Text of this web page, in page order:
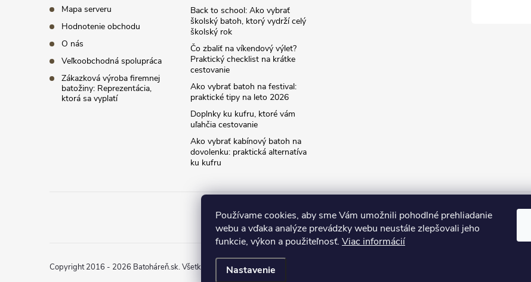
Používame cookies, aby sme Vám umožnili pohodlné prehliadanie
webu a vďaka analýze prevádzky webu neustále zlepšovali jeho
funkcie, výkon a použiteľnosť. Viac informácií
Nastavenie
Mapa serveru
Hodnotenie obchodu
O nás
Veľkoobchodná spolupráca
Zákazková výroba firemnej
batožiny: Reprezentácia,
ktorá sa vyplatí
Back to school: Ako vybrať
školský batoh, ktorý vydrží celý
školský rok
Čo zbaliť na víkendový výlet?
Praktický checklist na krátke
cestovanie
Ako vybrať batoh na festival:
praktické tipy na leto 2026
Doplnky ku kufru, ktoré vám
uľahčia cestovanie
Ako vybrať kabínový batoh na
dovolenku: praktická alternatíva
ku kufru
mariveo.cz abundo.cz
Copyright 2016 - 2026 Batoháreň.sk. Všetky práva vyhradené.Upraviť nastavenie cookies